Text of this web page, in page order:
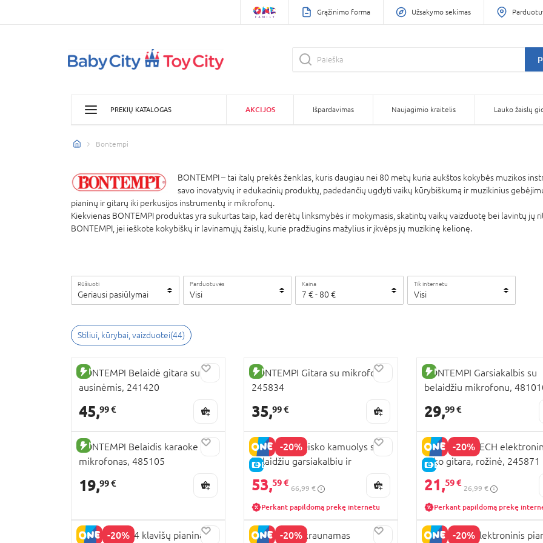
Grąžinimo forma Užsakymo sekimas
PREKIŲ KATALOGAS AKCIJOS Išpardavimas Naujagimio kraitelis Lauko žaislų
Bontempi
BONTEMPI – tai italų prekės ženklas, kuris daugiau nei 80 metų kuria aukštos kokybės muzikos
savo inovatyvių ir edukacinių produktų, padedančių ugdyti vaikų kūrybiškumą ir muzikinius
pianinų ir gitarų iki perkusijos instrumentų ir mikrofonų.
Kiekvienas BONTEMPI produktas yra sukurtas taip, kad derėtų linksmybės ir mokymasis, skatintų vaikų vaizduotę bei lavintų jų
BONTEMPI, jei ieškote kokybiškų ir lavinamųjų žaislų, kurie pradžiugins mažylius ir įkvėps jų muzikinę kelionę.
Rūšiuoti
Geriausi pasiūlymai
Parduotuvės
Visi
Kaina
7 €- 80 €
Tik internetu
Visi
Stiliui, kūrybai, vaizduotei(44)
NAUJA PREKĖ
BONTEMPI Belaidė gitara su
ausinėmis, 241420
45,99 €
NAUJA PREKĖ
BONTEMPI Gitara su mikrofonu,
245834
35,99 €
NAUJA PREKĖ
BONTEMPI Garsiakalbis su
belaidžiu mikrofonu,
29,99 €
NAUJA PREKĖ
BONTEMPI Belaidis karaoke
mikrofonas, 485105
19,99 €
-20%
E-KAINA
BONTEMPI Disko kamuolys su
belaidžiu garsiakalbiu ir
mikrofonais, 490250
53,59 €
66,99 €
Perkant papildomą prekę internetu
-20%
E-KAINA
BONTEMPI TECH
roko gitara, rožinė, 245871
21,59 €
26,99 €
Perkant papildomą prekę
-20%
BONTEMPI 24 klavišų pianinas,
-20%
BONTEMPI įkraunamas
-20%
BONTEMPI elektroninis